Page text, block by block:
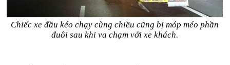
Chiếc xe đầu kéo chạy cùng chiều cũng bị móp méo phần
đuôi sau khi va chạm với xe khách.